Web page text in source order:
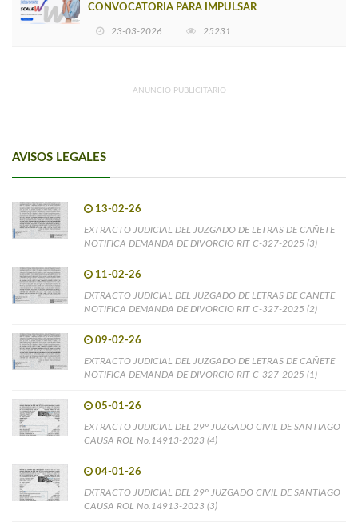
CONVOCATORIA PARA IMPULSAR
23-03-2026 25231
ANUNCIO PUBLICITARIO
AVISOS LEGALES
13-02-26
EXTRACTO JUDICIAL DEL JUZGADO DE LETRAS DE CAÑETE
NOTIFICA DEMANDA DE DIVORCIO RIT C-327-2025 (3)
11-02-26
EXTRACTO JUDICIAL DEL JUZGADO DE LETRAS DE CAÑETE
NOTIFICA DEMANDA DE DIVORCIO RIT C-327-2025 (2)
09-02-26
EXTRACTO JUDICIAL DEL JUZGADO DE LETRAS DE CAÑETE
NOTIFICA DEMANDA DE DIVORCIO RIT C-327-2025 (1)
05-01-26
EXTRACTO JUDICIAL DEL 29° JUZGADO CIVIL DE SANTIAGO
CAUSA ROL No.14913-2023 (4)
04-01-26
EXTRACTO JUDICIAL DEL 29° JUZGADO CIVIL DE SANTIAGO
CAUSA ROL No.14913-2023 (3)